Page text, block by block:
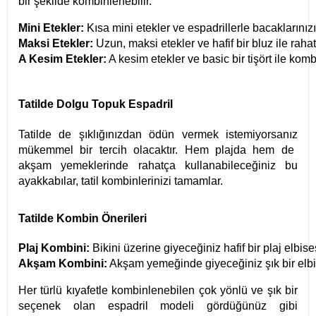
Mini Etekler: Kısa mini etekler ve espadrillerle
Maksi Etekler: Uzun, maksi etekler ve hafif bir bluz ile
A Kesim Etekler: A kesim etekler ve basic bir tişört ile
Tatilde Dolgu Topuk Espadril
Tatilde de şıklığınızdan ödün vermek istemiyorsanız
mükemmel bir tercih olacaktır. Hem plajda hem de
akşam yemeklerinde rahatça kullanabileceğiniz bu
ayakkabılar, tatil kombinlerinizi tamamlar.
Tatilde Kombin Önerileri
Plaj Kombini: Bikini üzerine giyeceğiniz hafif bir plaj
Akşam Kombini: Akşam yemeğinde giyeceğiniz şık bir
Her türlü kıyafetle kombinlenebilen çok yönlü ve şık bir
seçenek olan espadril modeli gördüğünüz gibi